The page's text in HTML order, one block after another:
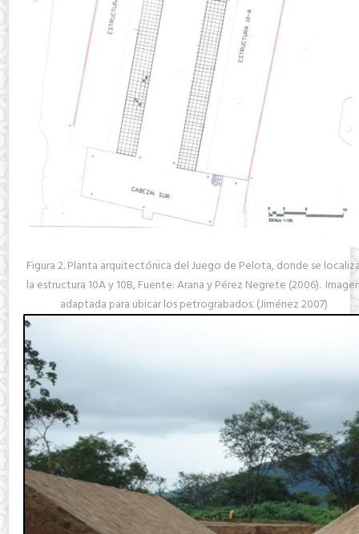
Figura 2. Planta arquitectónica del Juego de Pelota, donde se
la estructura 10A y 10B, Fuente: Arana y Pérez Negrete (2006).
adaptada para ubicar los petrograbados. (Jiménez 2007)